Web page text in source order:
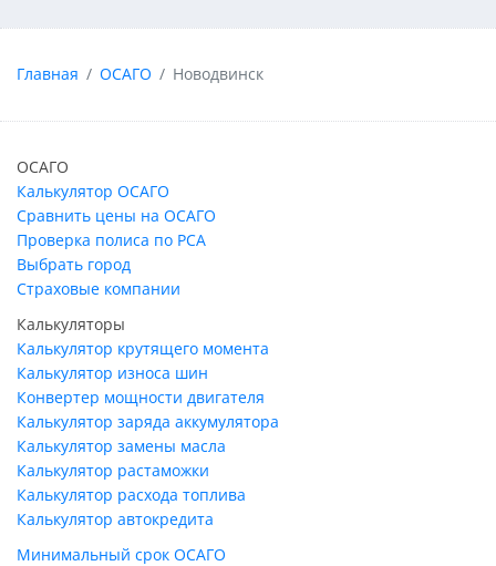
Главная ОСАГО Новодвинск
ОСАГО
Калькулятор ОСАГО
Сравнить цены на ОСАГО
Проверка полиса по РСА
Выбрать город
Страховые компании
Калькуляторы
Калькулятор крутящего момента
Калькулятор износа шин
Конвертер мощности двигателя
Калькулятор заряда аккумулятора
Калькулятор замены масла
Калькулятор растаможки
Калькулятор расхода топлива
Калькулятор автокредита
Минимальный срок ОСАГО